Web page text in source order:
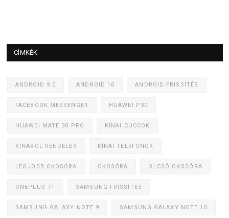
CÍMKÉK
ANDROID 9.0 ANDROID 10 ANDROID FRISSÍTÉS
FACEBOOK MESSENGER HUAWEI P30
HUAWEI MATE 30 PRO KÍNAI CUCCOK
KÍNÁBÓL RENDELÉS KÍNAI TELEFONOK
LEGJOBB OKOSÓRA OKOSÓRA OLCSÓ OKOSÓRA
ONEPLUS 7T SAMSUNG FRISSÍTÉS
SAMSUNG GALAXY NOTE 9 SAMSUNG GALAXY NOTE 10